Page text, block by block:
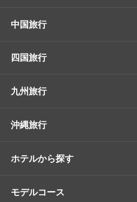
中国旅行
四国旅行
九州旅行
沖縄旅行
ホテルから探す
モデルコース